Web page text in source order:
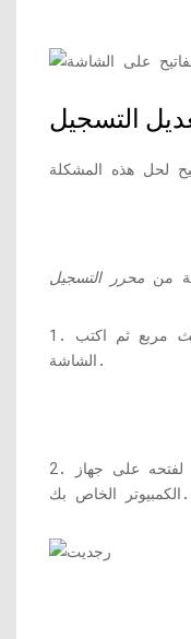
من محرر التسجيل
مربع ثم اكتب 'regedit' باستخدام لوحة المفاتيح على
الشاشة.
على جهاز
الكمبيوتر الخاص بك.